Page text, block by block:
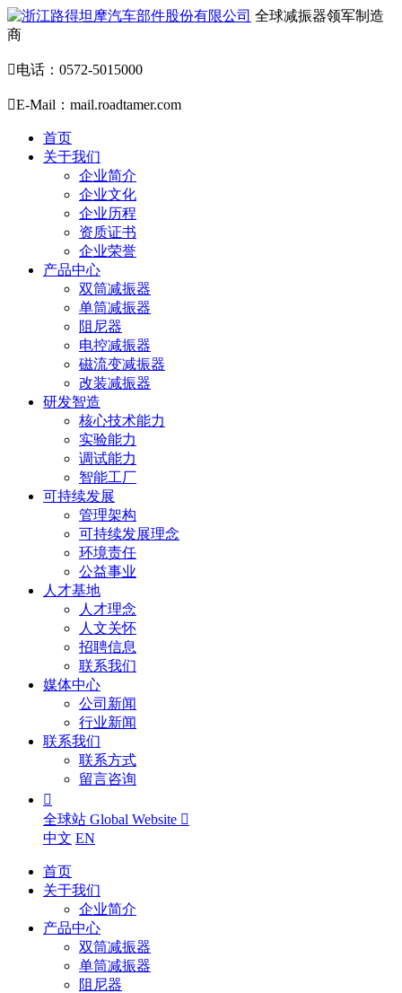
全球减振器领军制造
商
电话：0572-5015000
E-Mail：mail.roadtamer.com
首页
关于我们
企业简介
企业文化
企业历程
资质证书
企业荣誉
产品中心
双筒减振器
单筒减振器
阻尼器
电控减振器
磁流变减振器
改装减振器
研发智造
核心技术能力
实验能力
调试能力
智能工厂
可持续发展
管理架构
可持续发展理念
环境责任
公益事业
人才基地
人才理念
人文关怀
招聘信息
联系我们
媒体中心
公司新闻
行业新闻
联系我们
联系方式
留言咨询

全球站 Global Website 
中文 EN
首页
关于我们
企业简介
产品中心
双筒减振器
单筒减振器
阻尼器